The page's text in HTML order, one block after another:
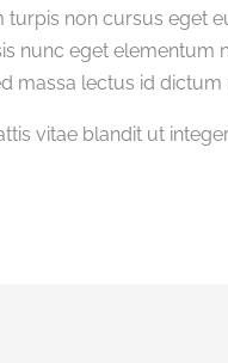
non cursus eget
nunc eget elementum
massa lectus id
vitae blandit ut